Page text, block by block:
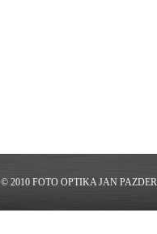
© 2010 FOTO OPTIKA JAN